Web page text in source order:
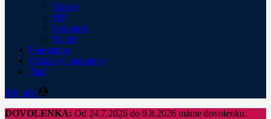
Epson
HP
Lexmark
Ricoh
Fotopapier
Odznaky, magnetky
Tlač
Môj účet
DOVOLENKA: Od 24.7.2026 do 9.8.2026 máme dovolenku.